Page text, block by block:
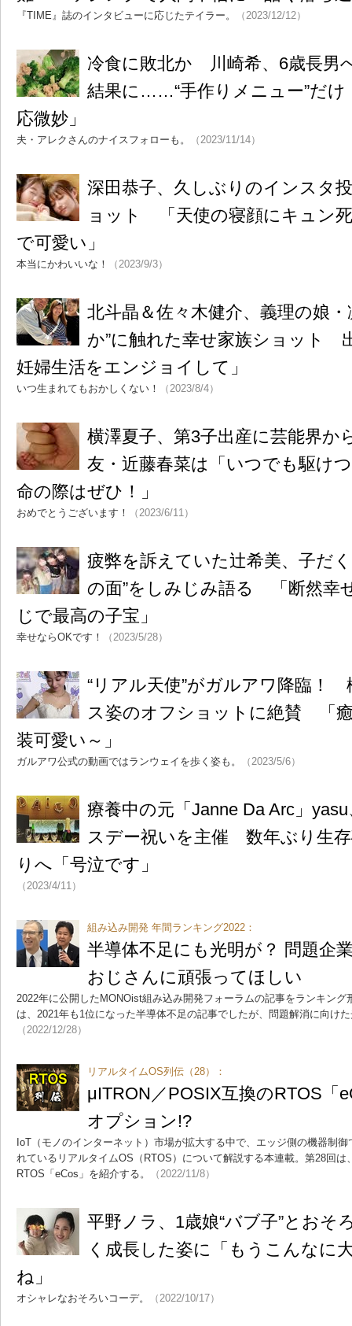
『TIME』誌のインタビューに応じたテイラー。 （2023/12/12）
冷食に敗北か 川崎希、6歳長男
結果に……“手作りメニュー”だけ
応微妙」
夫・アレクさんのナイスフォローも。 （2023/11/14）
深田恭子、久しぶりのインスタ
ョット 「天使の寝顔にキュン
で可愛い」
本当にかわいいな！ （2023/9/3）
北斗晶＆佐々木健介、義理の娘
か”に触れた幸せ家族ショット
妊婦生活をエンジョイして」
いつ生まれてもおかしくない！ （2023/8/4）
横澤夏子、第3子出産に芸能界
友・近藤春菜は「いつでも駆け
命の際はぜひ！」
おめでとうございます！ （2023/6/11）
疲弊を訴えていた辻希美、子だ
の面”をしみじみ語る 「断然幸
じで最高の子宝」
幸せならOKです！ （2023/5/28）
“リアル天使”がガルアワ降臨！
ス姿のオフショットに絶賛 「
装可愛い～」
ガルアワ公式の動画ではランウェイを歩く姿も。 （2023/5/6）
療養中の元「Janne Da Arc」yasu
スデー祝いを主催 数年ぶり生
りへ「号泣です」
（2023/4/11）
組み込み開発 年間ランキング2022：
半導体不足にも光明が？ 問題企
おじさんに頑張ってほしい
2022年に公開したMONOist組み込み開発フォーラムの記事をランキング
は、2021年も1位になった半導体不足の記事でしたが、問題解消に向け
（2022/12/28）
リアルタイムOS列伝（28）：
μITRON／POSIX互換のRTOS「
オプション!?
IoT（モノのインターネット）市場が拡大する中で、エッジ側の機器制
れているリアルタイムOS（RTOS）について解説する本連載。第28回は
RTOS「eCos」を紹介する。
（2022/11/8）
平野ノラ、1歳娘“バブ子”とお
く成長した姿に「もうこんなに
ね」
オシャレなおそろいコーデ。 （2022/10/17）